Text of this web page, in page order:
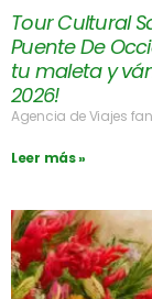
Tour Cultural
Puente De
tu maleta y
2026!
Agencia de Viajes
Leer más »